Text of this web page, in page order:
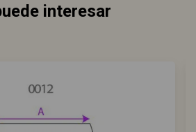
interesar